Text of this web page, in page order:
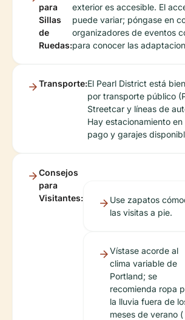
para
Sillas
de
Ruedas:
exterior es accesible. El
puede variar; póngase en
organizadores de eventos
para conocer las
Transporte:El Pearl District está
por transporte público
Streetcar y líneas de
Hay estacionamiento
pago y garajes
Consejos
para
Visitantes:
Use zapatos
las visitas a pie.
Vístase acorde al
clima variable de
Portland; se
recomienda ropa
la lluvia fuera de
meses de verano (